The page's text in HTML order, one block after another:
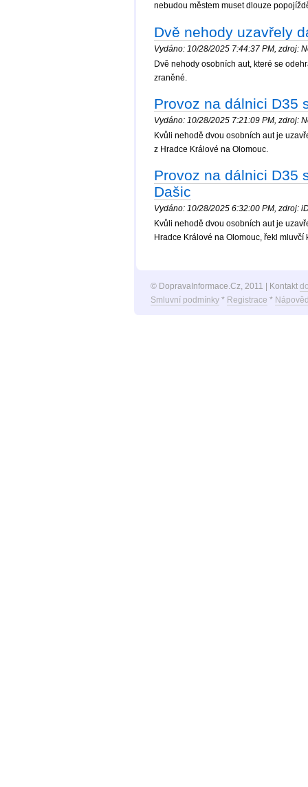
nebudou městem muset dlouze
Dvě nehody uzavřely
Vydáno: 10/28/2025 7:44:37 PM, zdroj:
Dvě nehody osobních aut, které se
zraněné.
Provoz na dálnici D35
Vydáno: 10/28/2025 7:21:09 PM, zdroj:
Kvůli nehodě dvou osobních aut je
z Hradce Králové na Olomouc.
Provoz na dálnici D35
Dašic
Vydáno: 10/28/2025 6:32:00 PM, zdroj:
Kvůli nehodě dvou osobních aut je
Hradce Králové na Olomouc, řekl mluvčí
© DopravaInformace.Cz, 2011 | Kontakt
Smluvní podmínky* Registrace *